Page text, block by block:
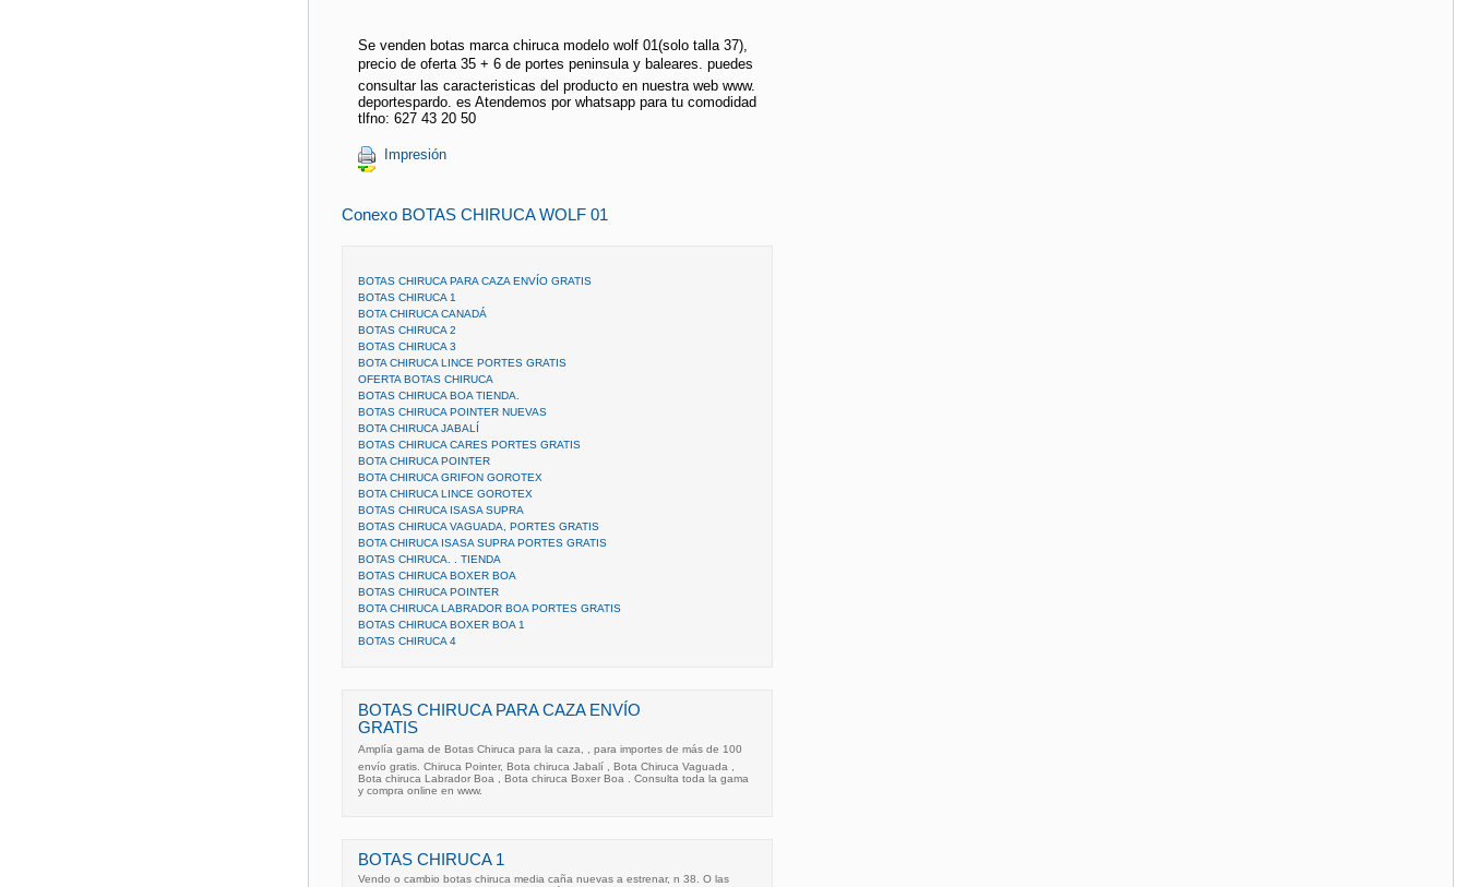
Se venden botas marca chiruca modelo wolf 01(solo talla 37),
precio de oferta 35 + 6 de portes peninsula y baleares. puedes
consultar las caracteristicas del producto en nuestra web www.
deportespardo. es Atendemos por whatsapp para tu comodidad
tlfno: 627 43 20 50
Impresión
Conexo BOTAS CHIRUCA WOLF 01
BOTAS CHIRUCA PARA CAZA ENVÍO GRATIS
BOTAS CHIRUCA 1
BOTA CHIRUCA CANADÁ
BOTAS CHIRUCA 2
BOTAS CHIRUCA 3
BOTA CHIRUCA LINCE PORTES GRATIS
OFERTA BOTAS CHIRUCA
BOTAS CHIRUCA BOA TIENDA.
BOTAS CHIRUCA POINTER NUEVAS
BOTA CHIRUCA JABALÍ
BOTAS CHIRUCA CARES PORTES GRATIS
BOTA CHIRUCA POINTER
BOTA CHIRUCA GRIFON GOROTEX
BOTA CHIRUCA LINCE GOROTEX
BOTAS CHIRUCA ISASA SUPRA
BOTAS CHIRUCA VAGUADA, PORTES GRATIS
BOTA CHIRUCA ISASA SUPRA PORTES GRATIS
BOTAS CHIRUCA. . TIENDA
BOTAS CHIRUCA BOXER BOA
BOTAS CHIRUCA POINTER
BOTA CHIRUCA LABRADOR BOA PORTES GRATIS
BOTAS CHIRUCA BOXER BOA 1
BOTAS CHIRUCA 4
BOTAS CHIRUCA PARA CAZA ENVÍO
GRATIS
Amplía gama de Botas Chiruca para la caza, , para importes de más de 100 
envío gratis. Chiruca Pointer, Bota chiruca Jabalí , Bota Chiruca Vaguada ,
Bota chiruca Labrador Boa , Bota chiruca Boxer Boa . Consulta toda la gama
y compra online en www.
BOTAS CHIRUCA 1
Vendo o cambio botas chiruca media caña nuevas a estrenar, n 38. O las